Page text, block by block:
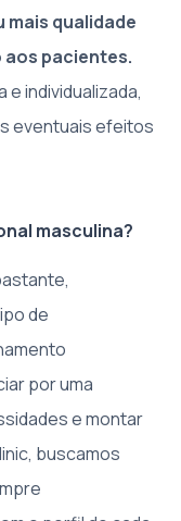
qualidade
aos pacientes.
individualizada,
eventuais efeitos
masculina?
de
por uma
e montar
buscamos